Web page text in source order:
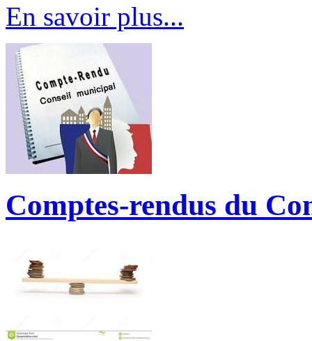
En savoir plus...
Comptes-rendus du